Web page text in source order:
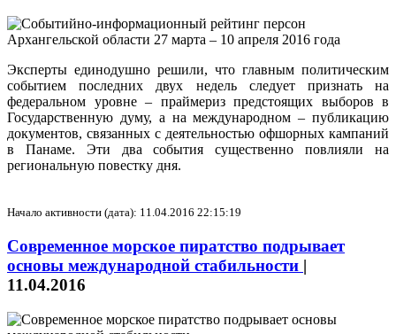
Эксперты единодушно решили, что главным политическим
событием последних двух недель следует признать на
федеральном уровне – праймериз предстоящих выборов в
Государственную думу, а на международном – публикацию
документов, связанных с деятельностью офшорных кампаний
в Панаме. Эти два события существенно повлияли на
региональную повестку дня.
Начало активности (дата): 11.04.2016 22:15:19
Современное морское пиратство подрывает
основы международной стабильности |
11.04.2016